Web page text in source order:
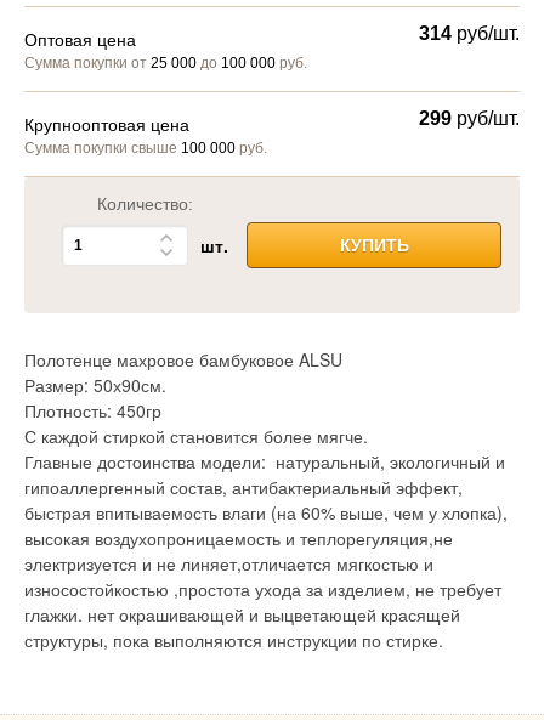
Оптовая цена
Сумма покупки от 25 000 до 100 000 руб.
314 руб/шт.
Крупнооптовая цена
Сумма покупки свыше 100 000 руб.
299 руб/шт.
Количество:
шт. КУПИТЬ
Полотенце махровое бамбуковое ALSU
Размер: 50х90см.
Плотность: 450гр
С каждой стиркой становится более мягче.
Главные достоинства модели: натуральный, экологичный и
гипоаллергенный состав, антибактериальный эффект,
быстрая впитываемость влаги (на 60% выше, чем у хлопка),
высокая воздухопроницаемость и теплорегуляция,не
электризуется и не линяет,отличается мягкостью и
износостойкостью ,простота ухода за изделием, не требует
глажки. нет окрашивающей и выцветающей красящей
структуры, пока выполняются инструкции по стирке.